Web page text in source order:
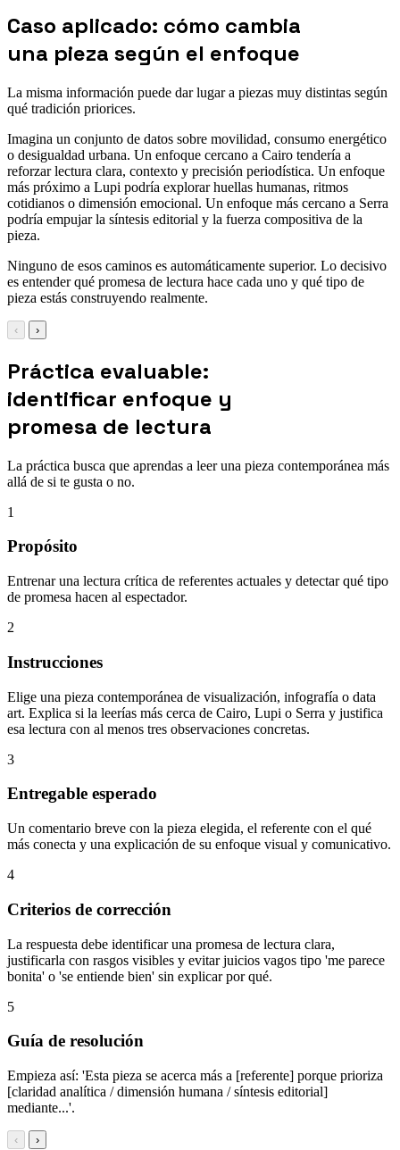
Caso aplicado: cómo cambia
una pieza según el enfoque
La misma información puede dar lugar a piezas muy distintas según
qué tradición priorices.
Imagina un conjunto de datos sobre movilidad, consumo energético
o desigualdad urbana. Un enfoque cercano a Cairo tendería a
reforzar lectura clara, contexto y precisión periodística. Un enfoque
más próximo a Lupi podría explorar huellas humanas, ritmos
cotidianos o dimensión emocional. Un enfoque más cercano a Serra
podría empujar la síntesis editorial y la fuerza compositiva de la
pieza.
Ninguno de esos caminos es automáticamente superior. Lo decisivo
es entender qué promesa de lectura hace cada uno y qué tipo de
pieza estás construyendo realmente.
‹ ›
Práctica evaluable:
identificar enfoque y
promesa de lectura
La práctica busca que aprendas a leer una pieza contemporánea más
allá de si te gusta o no.
1
Propósito
Entrenar una lectura crítica de referentes actuales y detectar qué tipo
de promesa hacen al espectador.
2
Instrucciones
Elige una pieza contemporánea de visualización, infografía o data
art. Explica si la leerías más cerca de Cairo, Lupi o Serra y justifica
esa lectura con al menos tres observaciones concretas.
3
Entregable esperado
Un comentario breve con la pieza elegida, el referente con el qué
más conecta y una explicación de su enfoque visual y comunicativo.
4
Criterios de corrección
La respuesta debe identificar una promesa de lectura clara,
justificarla con rasgos visibles y evitar juicios vagos tipo 'me parece
bonita' o 'se entiende bien' sin explicar por qué.
5
Guía de resolución
Empieza así: 'Esta pieza se acerca más a [referente] porque prioriza
[claridad analítica / dimensión humana / síntesis editorial]
mediante...'.
‹ ›